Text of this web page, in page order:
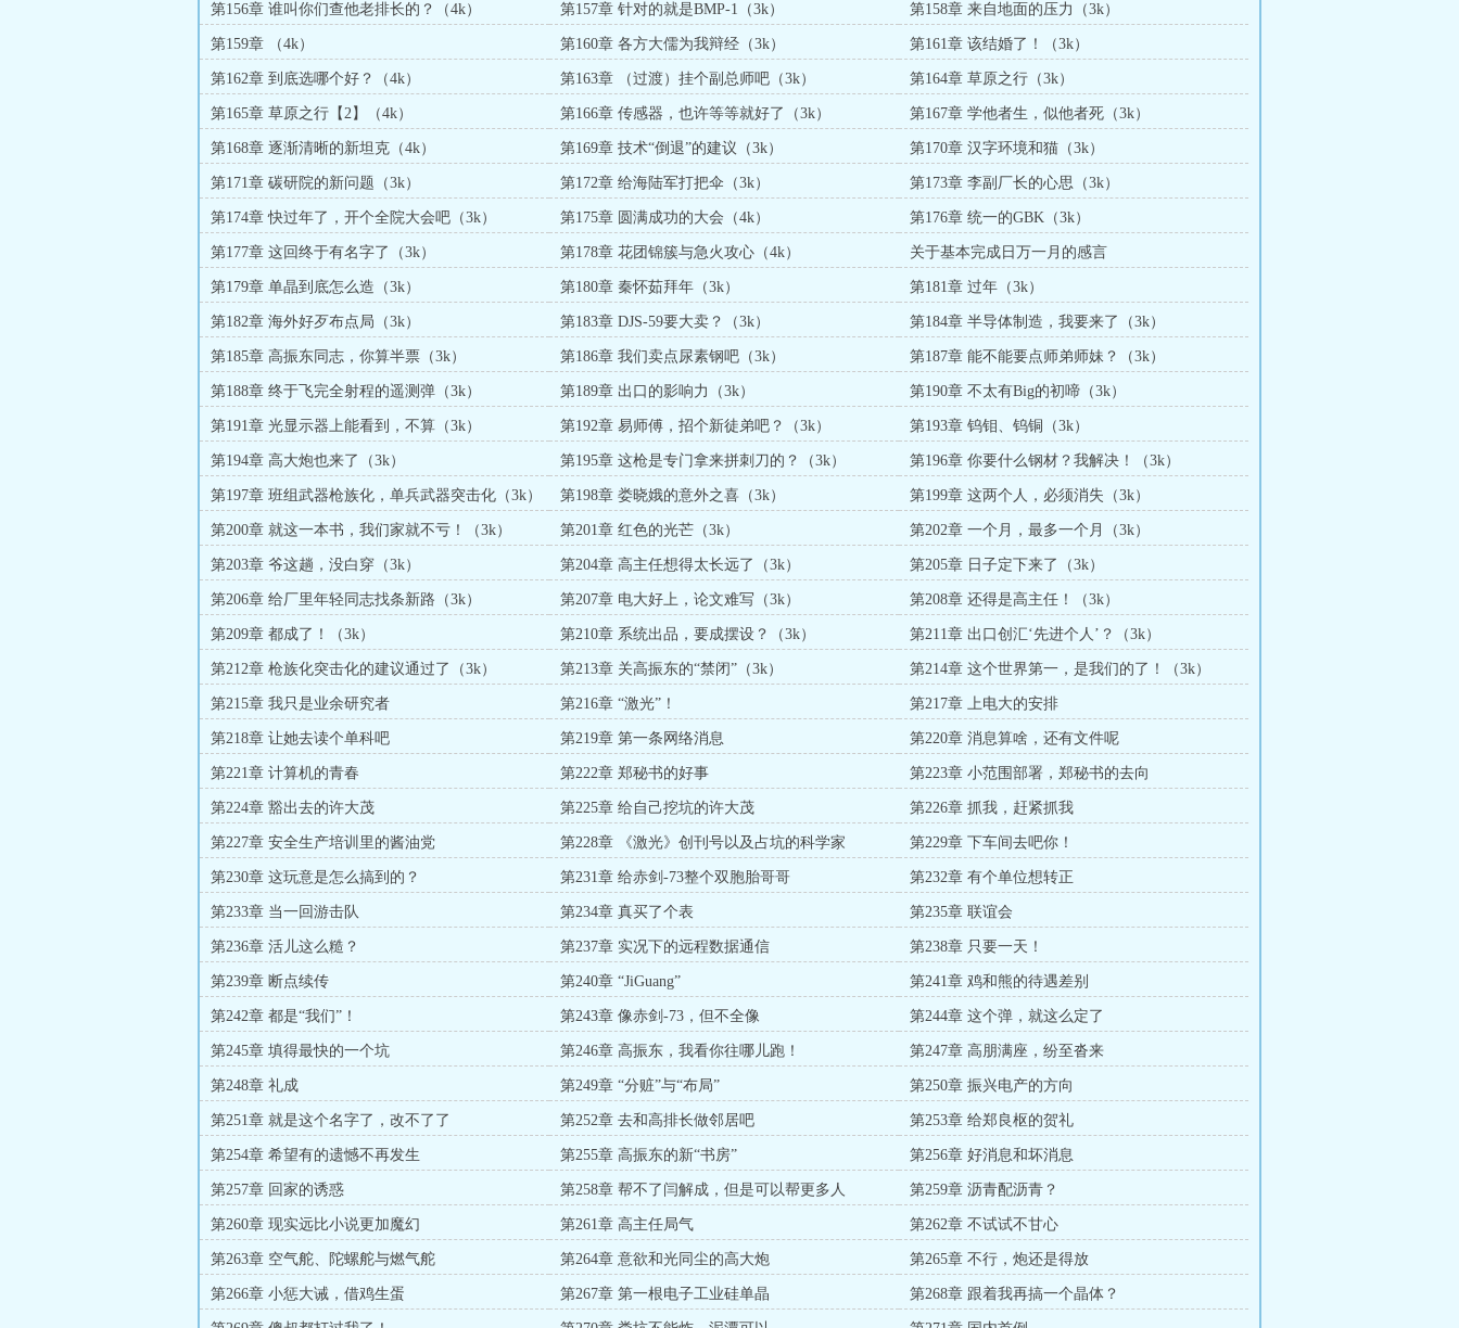
第156章 谁叫你们查他老排长的？（4k） 第157章 针对的就是BMP-1（3k） 第158章 来自地面的压力（3k）
第159章 （4k） 第160章 各方大儒为我辩经（3k） 第161章 该结婚了！（3k）
第162章 到底选哪个好？（4k） 第163章 （过渡）挂个副总师吧（3k） 第164章 草原之行（3k）
第165章 草原之行【2】（4k） 第166章 传感器，也许等等就好了（3k） 第167章 学他者生，似他者死（3k）
第168章 逐渐清晰的新坦克（4k） 第169章 技术“倒退”的建议（3k） 第170章 汉字环境和猫（3k）
第171章 碳研院的新问题（3k） 第172章 给海陆军打把伞（3k） 第173章 李副厂长的心思（3k）
第174章 快过年了，开个全院大会吧（3k） 第175章 圆满成功的大会（4k） 第176章 统一的GBK（3k）
第177章 这回终于有名字了（3k） 第178章 花团锦簇与急火攻心（4k） 关于基本完成日万一月的感言
第179章 单晶到底怎么造（3k） 第180章 秦怀茹拜年（3k） 第181章 过年（3k）
第182章 海外好歹布点局（3k） 第183章 DJS-59要大卖？（3k） 第184章 半导体制造，我要来了（3k）
第185章 高振东同志，你算半票（3k） 第186章 我们卖点尿素钢吧（3k） 第187章 能不能要点师弟师妹？（3k）
第188章 终于飞完全射程的遥测弹（3k） 第189章 出口的影响力（3k） 第190章 不太有Big的初啼（3k）
第191章 光显示器上能看到，不算（3k） 第192章 易师傅，招个新徒弟吧？（3k） 第193章 钨钼、钨铜（3k）
第194章 高大炮也来了（3k） 第195章 这枪是专门拿来拼刺刀的？（3k） 第196章 你要什么钢材？我解决！（3k）
第197章 班组武器枪族化，单兵武器突击化（3k） 第198章 娄晓娥的意外之喜（3k） 第199章 这两个人，必须消失（3k）
第200章 就这一本书，我们家就不亏！（3k） 第201章 红色的光芒（3k） 第202章 一个月，最多一个月（3k）
第203章 爷这趟，没白穿（3k） 第204章 高主任想得太长远了（3k） 第205章 日子定下来了（3k）
第206章 给厂里年轻同志找条新路（3k） 第207章 电大好上，论文难写（3k） 第208章 还得是高主任！（3k）
第209章 都成了！（3k） 第210章 系统出品，要成摆设？（3k） 第211章 出口创汇‘先进个人’？（3k）
第212章 枪族化突击化的建议通过了（3k） 第213章 关高振东的“禁闭”（3k） 第214章 这个世界第一，是我们的了！（3k）
第215章 我只是业余研究者 第216章 “激光”！ 第217章 上电大的安排
第218章 让她去读个单科吧 第219章 第一条网络消息 第220章 消息算啥，还有文件呢
第221章 计算机的青春 第222章 郑秘书的好事 第223章 小范围部署，郑秘书的去向
第224章 豁出去的许大茂 第225章 给自己挖坑的许大茂 第226章 抓我，赶紧抓我
第227章 安全生产培训里的酱油党 第228章 《激光》创刊号以及占坑的科学家 第229章 下车间去吧你！
第230章 这玩意是怎么搞到的？ 第231章 给赤剑-73整个双胞胎哥哥 第232章 有个单位想转正
第233章 当一回游击队 第234章 真买了个表 第235章 联谊会
第236章 活儿这么糙？ 第237章 实况下的远程数据通信 第238章 只要一天！
第239章 断点续传 第240章 “JiGuang” 第241章 鸡和熊的待遇差别
第242章 都是“我们”！ 第243章 像赤剑-73，但不全像 第244章 这个弹，就这么定了
第245章 填得最快的一个坑 第246章 高振东，我看你往哪儿跑！ 第247章 高朋满座，纷至沓来
第248章 礼成 第249章 “分赃”与“布局” 第250章 振兴电产的方向
第251章 就是这个名字了，改不了了 第252章 去和高排长做邻居吧 第253章 给郑良枢的贺礼
第254章 希望有的遗憾不再发生 第255章 高振东的新“书房” 第256章 好消息和坏消息
第257章 回家的诱惑 第258章 帮不了闫解成，但是可以帮更多人 第259章 沥青配沥青？
第260章 现实远比小说更加魔幻 第261章 高主任局气 第262章 不试试不甘心
第263章 空气舵、陀螺舵与燃气舵 第264章 意欲和光同尘的高大炮 第265章 不行，炮还是得放
第266章 小惩大诫，借鸡生蛋 第267章 第一根电子工业硅单晶 第268章 跟着我再搞一个晶体？